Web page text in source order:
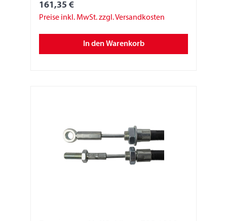
161,35 €
Preise inkl. MwSt. zzgl. Versandkosten
In den Warenkorb